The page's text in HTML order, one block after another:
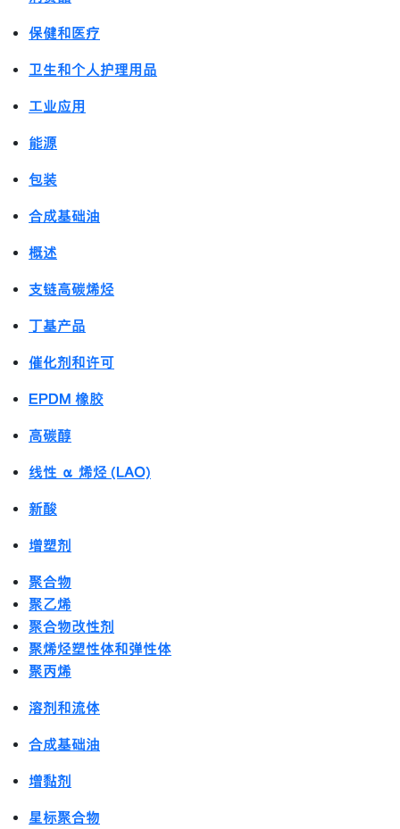
保健和医疗
卫生和个人护理用品
工业应用
能源
包装
合成基础油
概述
支链高碳烯烃
丁基产品
催化剂和许可
EPDM 橡胶
高碳醇
线性 α 烯烃 (LAO)
新酸
增塑剂
聚合物
聚乙烯
聚合物改性剂
聚烯烃塑性体和弹性体
聚丙烯
溶剂和流体
合成基础油
增黏剂
星标聚合物